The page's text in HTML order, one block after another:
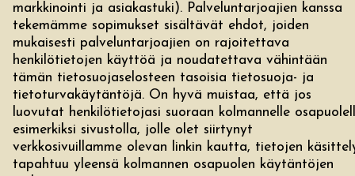
markkinointi ja asiakastuki). Palveluntarjoajien kanssa
tekemämme sopimukset sisältävät ehdot, joiden
mukaisesti palveluntarjoajien on rajoitettava
henkilötietojen käyttöä ja noudatettava vähintään
tämän tietosuojaselosteen tasoisia tietosuoja- ja
tietoturvakäytäntöjä. On hyvä muistaa, että jos
luovutat henkilötietojasi suoraan kolmannelle
esimerkiksi sivustolla, jolle olet siirtynyt
verkkosivuillamme olevan linkin kautta, tietojen
tapahtuu yleensä kolmannen osapuolen käytäntöjen